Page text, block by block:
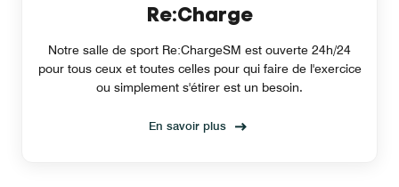
Re:Charge
Notre salle de sport Re:ChargeSM est ouverte 24h/24
pour tous ceux et toutes celles pour qui faire de l'exercice
ou simplement s'étirer est un besoin.
En savoir plus